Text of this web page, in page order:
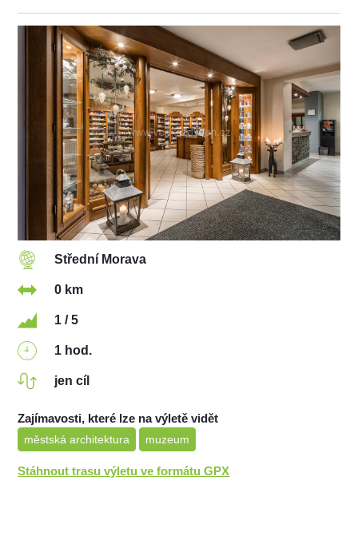
Střední Morava
0 km
1 / 5
1 hod.
jen cíl
Zajímavosti, které lze na výletě vidět
městská architektura muzeum
Stáhnout trasu výletu ve formátu GPX